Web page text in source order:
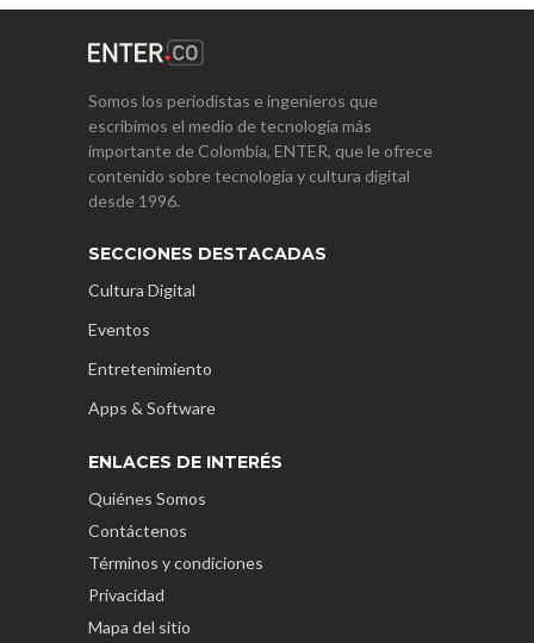
Somos los periodistas e ingenieros que
escribimos el medio de tecnología más
importante de Colombia, ENTER, que le ofrece
contenido sobre tecnología y cultura digital
desde 1996.
SECCIONES DESTACADAS
Cultura Digital
Eventos
Entretenimiento
Apps & Software
ENLACES DE INTERÉS
Quiénes Somos
Contáctenos
Términos y condiciones
Privacidad
Mapa del sitio